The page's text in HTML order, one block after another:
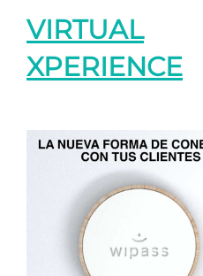
VIRTUAL
XPERIENCE